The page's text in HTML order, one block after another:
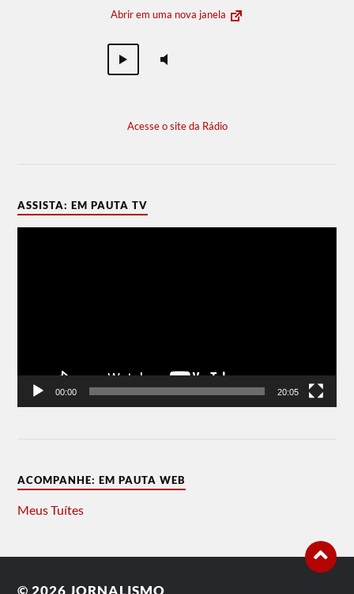
Abrir em uma nova janela
Acesse o site da Rádio
ASSISTA: EM PAUTA TV
00:00 20:05
ACOMPANHE: EM PAUTA WEB
Meus Tuítes
© 2026 JORNALISMO